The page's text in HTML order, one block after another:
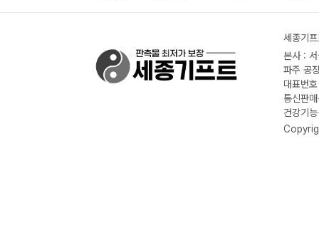
세종기
본사 :
파주 공
대표번
통신판
건강기